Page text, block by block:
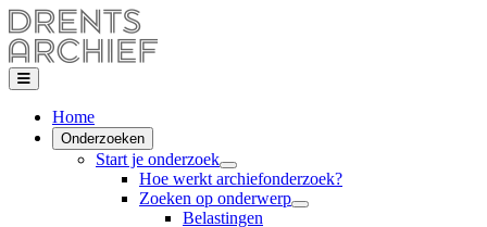
Home
Onderzoeken
Start je onderzoek
Hoe werkt archiefonderzoek?
Zoeken op onderwerp
Belastingen